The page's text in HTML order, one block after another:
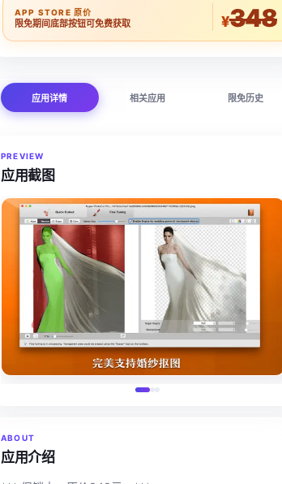
APP STORE 原价
限免期间底部按钮可免费获取 ¥348
应用详情 相关应用 限免历史
PREVIEW
应用截图
ABOUT
应用介绍